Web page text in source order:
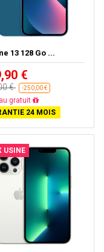
13 128 Go ...
€
€ -250,00 €
gratuite
24 MOIS
USINE